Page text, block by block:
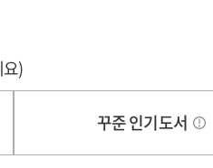
)
꾸준 인기도서